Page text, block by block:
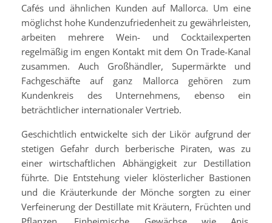
Cafés und ähnlichen Kunden auf Mallorca. Um eine
möglichst hohe Kundenzufriedenheit zu gewährleisten,
arbeiten mehrere Wein- und Cocktailexperten
regelmäßig im engen Kontakt mit dem On Trade-Kanal
zusammen. Auch Großhändler, Supermärkte und
Fachgeschäfte auf ganz Mallorca gehören zum
Kundenkreis des Unternehmens, ebenso ein
beträchtlicher internationaler Vertrieb.
Geschichtlich entwickelte sich der Likör aufgrund der
stetigen Gefahr durch berberische Piraten, was zu
einer wirtschaftlichen Abhängigkeit zur Destillation
führte. Die Entstehung vieler klösterlicher Bastionen
und die Kräuterkunde der Mönche sorgten zu einer
Verfeinerung der Destillate mit Kräutern, Früchten und